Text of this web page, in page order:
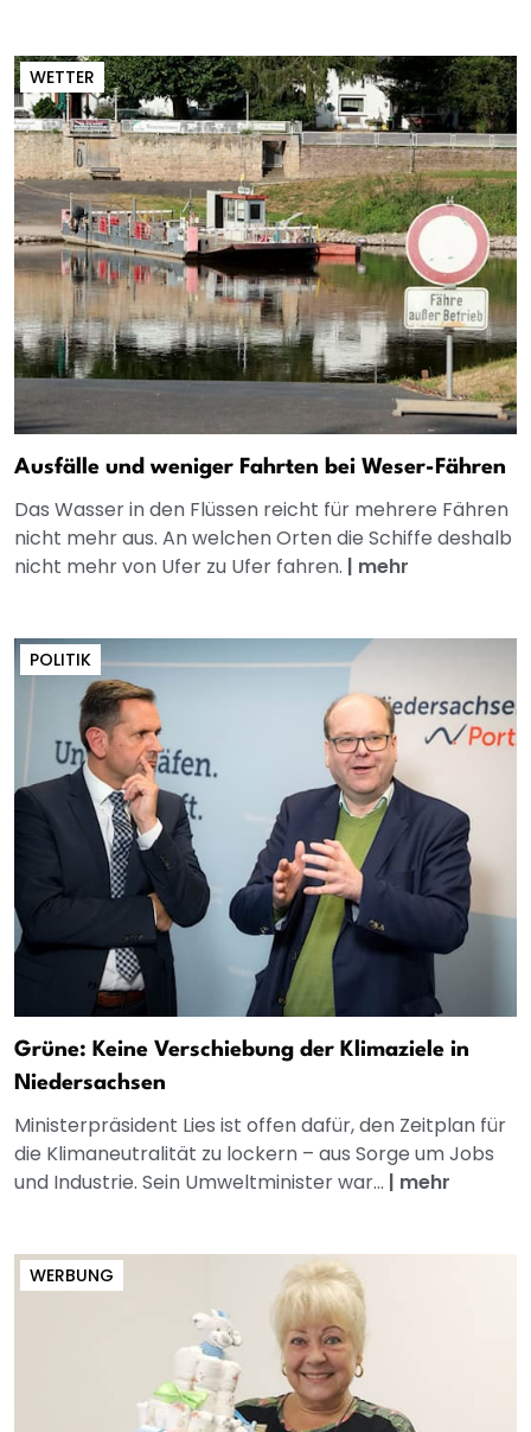
WETTER
Ausfälle und weniger Fahrten bei Weser-Fähren
Das Wasser in den Flüssen reicht für mehrere Fähren
nicht mehr aus. An welchen Orten die Schiffe deshalb
nicht mehr von Ufer zu Ufer fahren. | mehr
POLITIK
Grüne: Keine Verschiebung der Klimaziele in
Niedersachsen
Ministerpräsident Lies ist offen dafür, den Zeitplan für
die Klimaneutralität zu lockern – aus Sorge um Jobs
und Industrie. Sein Umweltminister war... | mehr
WERBUNG